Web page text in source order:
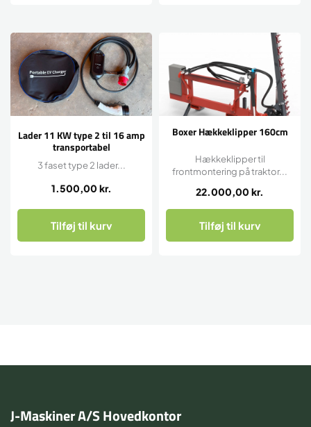
Lader 11 KW type 2 til 16 amp
transportabel
1.500,00 kr.
3 faset type 2 lader...
Tilføj til kurv
Boxer Hækkeklipper 160cm
22.000,00 kr.
Hækkeklipper til
frontmontering på traktor...
Tilføj til kurv
J-Maskiner A/S Hovedkontor